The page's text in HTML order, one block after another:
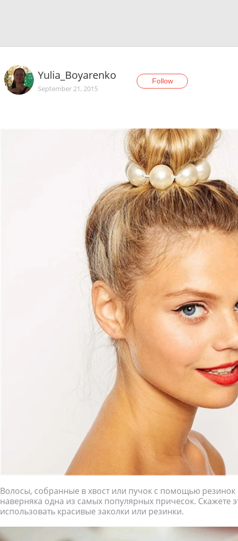
Yulia_Boyarenko
September 21, 2015
Follow
Волосы, собранные в хвост или пучок с помощью резинок
наверняка одна из самых популярных причесок. Скажете
использовать красивые заколки или резинки.